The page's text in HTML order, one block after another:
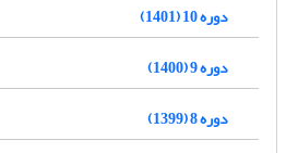
دوره 10 (1401)
دوره 9 (1400)
دوره 8 (1399)